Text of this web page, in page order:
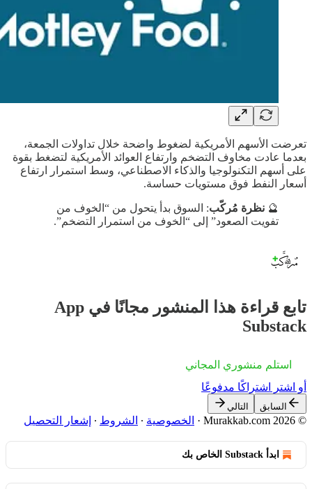
تعرضت الأسهم الأمريكية لضغوط واضحة خلال تداولات الجمعة،
بعدما عادت مخاوف التضخم وارتفاع العوائد الأمريكية لتضغط بقوة
على أسهم التكنولوجيا والذكاء الاصطناعي، وسط استمرار ارتفاع
أسعار النفط فوق مستويات حساسة.
🔮 نظرة مُركّب: السوق بدأ يتحول من “الخوف من
تفويت الصعود” إلى “الخوف من استمرار التضخم”.
تابع قراءة هذا المنشور مجانًا في App
Substack
استلم منشوري المجاني
أو اشترِ اشتراكًا مدفوعًا
السابق التالي
© 2026 Murakkab.com
· الخصوصية ∙ الشروط ∙ إشعار التحصيل
ابدأ Substack الخاص بك